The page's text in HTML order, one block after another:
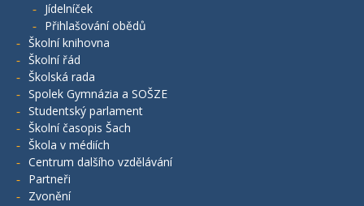
Jídelníček
Přihlašování obědů
Školní knihovna
Školní řád
Školská rada
Spolek Gymnázia a SOŠZE
Studentský parlament
Školní časopis Šach
Škola v médiích
Centrum dalšího vzdělávání
Partneři
Zvonění